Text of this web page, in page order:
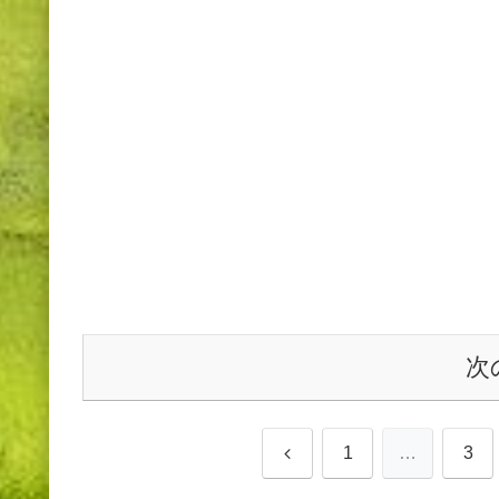
次
前 1 … 3